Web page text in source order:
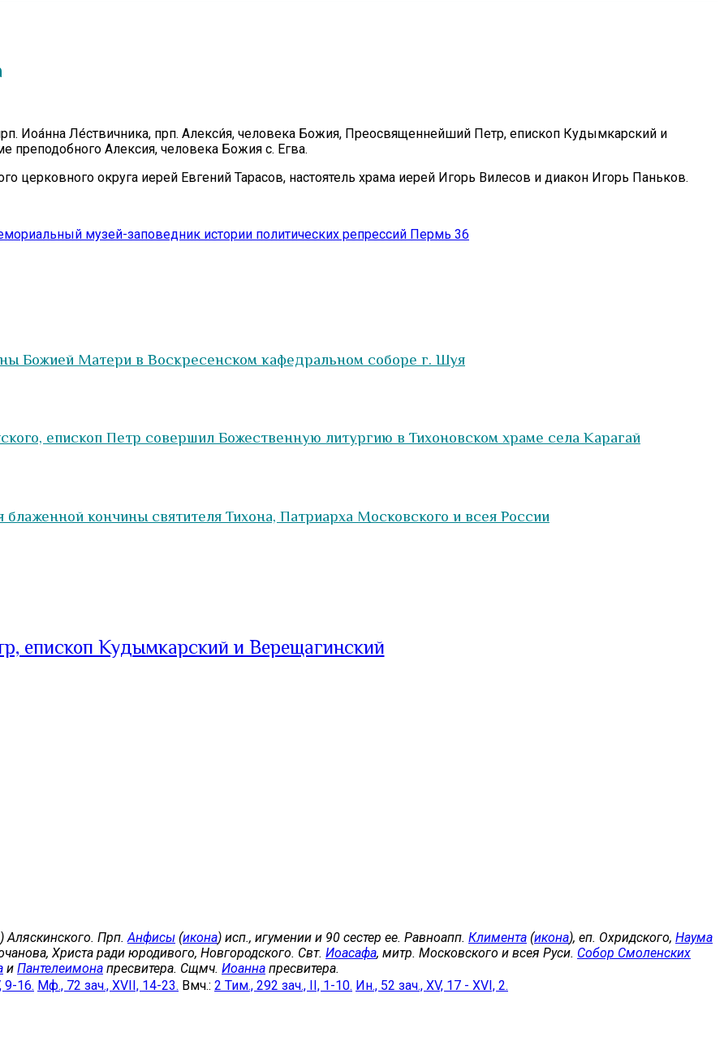
Иоа́нна Ле́ствичника, прп. Алекси́я, человека Божия, Преосвященнейший Петр, епископ Кудымкарский и
Алексия, человека Божия с. Егва.
церковного округа иерей Евгений Тарасов, настоятель храма иерей Игорь Вилесов и диакон Игорь Паньков.
музей-заповедник истории политических репрессий Пермь 36
Божией Матери в Воскресенском кафедральном соборе г. Шуя
епископ Петр совершил Божественную литургию в Тихоновском храме села Карагай
кончины святителя Тихона, Патриарха Московского и всея России
епископ Кудымкарский и Верещагинский
) Аляскинского. Прп. Анфисы (икона) исп., игумении и 90 сестер ее. Равноапп. Климента (икона), еп. Охридского, Наума
Христа ради юродивого, Новгородского. Свт. Иоасафа, митр. Московского и всея Руси. Собор Смоленских
и Пантелеимона пресвитера. Сщмч. Иоанна пресвитера.
9-16. Мф., 72 зач., XVII, 14-23. Вмч.: 2 Тим., 292 зач., II, 1-10. Ин., 52 зач., XV, 17 - XVI, 2.